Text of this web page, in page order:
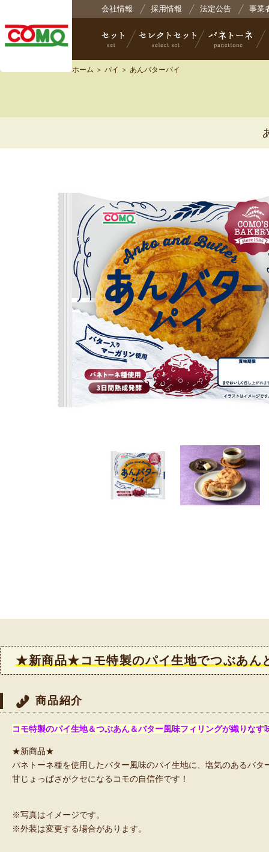
株式会社コモ
会社情報 採用情報 法定公告 事業
ホーム ＞ パイ ＞ あんバターパイ
★新商品★コモ特製のパイ生地でつぶあん
商品紹介
コモ特製のパイ生地＆つぶあん＆バター風味フィリングが織りなす
★新商品★
パネトーネ種を使用したバター風味のパイ生地に、塩気のあるバ
甘じょっぱさがクセになるコモの自信作です！
※写真はイメージです。
※外装は変更する場合があります。